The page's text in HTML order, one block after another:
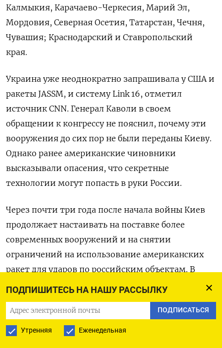
ПОДПИШИТЕСЬ НА НАШУ РАССЫЛКУ
ПОДПИСАТЬСЯ
Утренняя Еженедельная
Калмыкия, Карачаево-Черкесия, Марий Эл,
Мордовия, Северная Осетия, Татарстан, Чечня,
Чувашия; Краснодарский и Ставропольский
края.
Украина уже неоднократно запрашивала у США и
ракеты JASSM, и систему Link 16, отметил
источник CNN. Генерал Каволи в своем
обращении к конгрессу не пояснил, почему эти
вооружения до сих пор не были переданы Киеву.
Однако ранее американские чиновники
высказывали опасения, что секретные
технологии могут попасть в руки России.
Через почти три года после начала войны Киев
продолжает настаивать на поставке более
современных вооружений и на снятии
ограничений на использование американских
ракет для ударов по российским объектам. В
конце сентября The Washington Postсообщила
в необходимости этих ударов. По словам
источников издания, в Белом доме и Пентагоне